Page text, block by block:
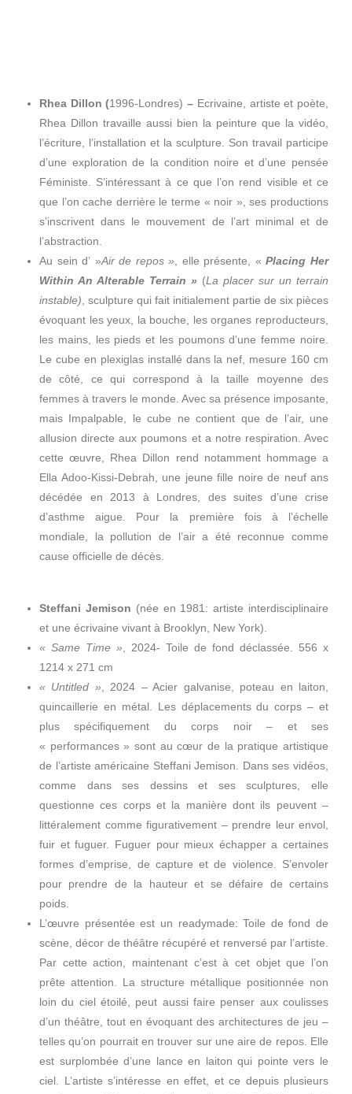
Rhea Dillon (1996-Londres) – Ecrivaine, artiste et poète,
Rhea Dillon travaille aussi bien la peinture que la vidéo,
l’écriture, l’installation et la sculpture. Son travail participe
d’une exploration de la condition noire et d’une pensée
Féministe. S’intéressant à ce que l’on rend visible et ce
que l’on cache derrière le terme « noir », ses productions
s’inscrivent dans le mouvement de l’art minimal et de
l’abstraction.
Au sein d’ »Air de repos » , elle présente, «Placing Her
Within An Alterable Terrain » (La placer sur un terrain
instable) , sculpture qui fait initialement partie de six pièces
évoquant les yeux, la bouche, les organes reproducteurs,
les mains, les pieds et les poumons d’une femme noire.
Le cube en plexiglas installé dans la nef, mesure 160 cm
de côté, ce qui correspond à la taille moyenne des
femmes à travers le monde. Avec sa présence imposante,
mais Impalpable, le cube ne contient que de l’air, une
allusion directe aux poumons et a notre respiration. Avec
cette œuvre, Rhea Dillon rend notamment hommage a
Ella Adoo-Kissi-Debrah, une jeune fille noire de neuf ans
décédée en 2013 à Londres, des suites d’une crise
d’asthme aigue. Pour la première fois à l’échelle
mondiale, la pollution de l’air a été reconnue comme
cause officielle de décès.
Steffani Jemison (née en 1981: artiste interdisciplinaire
et une écrivaine vivant à Brooklyn, New York).
« Same Time » , 2024- Toile de fond déclassée. 556 x
1214 x 271 cm
« Untitled » , 2024 – Acier galvanise, poteau en laiton,
quincaillerie en métal. Les déplacements du corps – et
plus spécifiquement du corps noir – et ses
« performances » sont au cœur de la pratique artistique
de l’artiste américaine Steffani Jemison. Dans ses vidéos,
comme dans ses dessins et ses sculptures, elle
questionne ces corps et la manière dont ils peuvent –
littéralement comme figurativement – prendre leur envol,
fuir et fuguer. Fuguer pour mieux échapper a certaines
formes d’emprise, de capture et de violence. S’envoler
pour prendre de la hauteur et se défaire de certains
poids.
L’œuvre présentée est un readymade: Toile de fond de
scène, décor de théâtre récupéré et renversé par l’artiste.
Par cette action, maintenant c’est à cet objet que l’on
prête attention. La structure métallique positionnée non
loin du ciel étoilé, peut aussi faire penser aux coulisses
d’un théâtre, tout en évoquant des architectures de jeu –
telles qu’on pourrait en trouver sur une aire de repos. Elle
est surplombée d’une lance en laiton qui pointe vers le
ciel. L’artiste s’intéresse en effet, et ce depuis plusieurs